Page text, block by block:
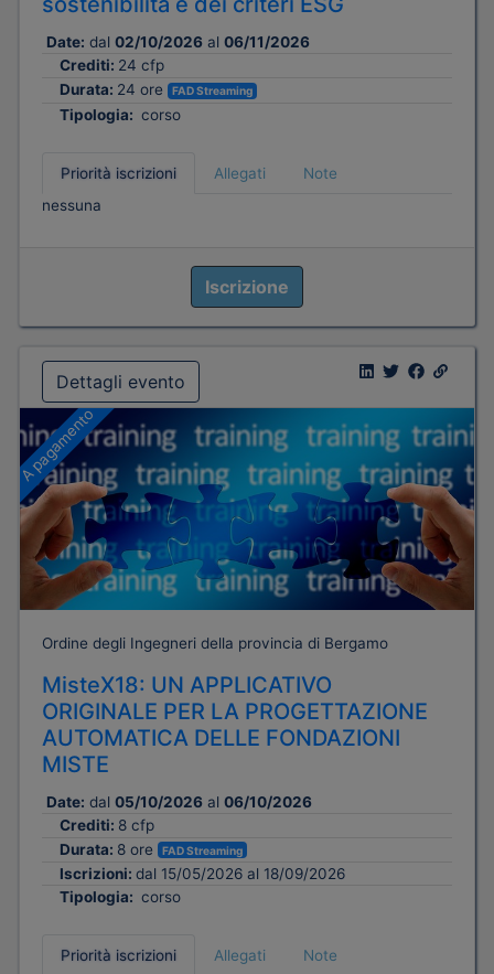
Date: dal 02/10/2026 al 06/11/2026
Crediti: 24 cfp
Durata: 24 ore FAD Streaming
Tipologia: corso
Priorità iscrizioni Allegati
Note
nessuna
Iscrizione
Dettagli evento
A pagamento
Ordine degli Ingegneri della provincia di Bergamo
MisteX18: UN APPLICATIVO
ORIGINALE PER LA PROGETTAZIONE
AUTOMATICA DELLE FONDAZIONI
MISTE
Date: dal 05/10/2026 al 06/10/2026
Crediti: 8 cfp
Durata: 8 ore FAD Streaming
Iscrizioni: dal 15/05/2026 al 18/09/2026
Tipologia: corso
Priorità iscrizioni Allegati
Note